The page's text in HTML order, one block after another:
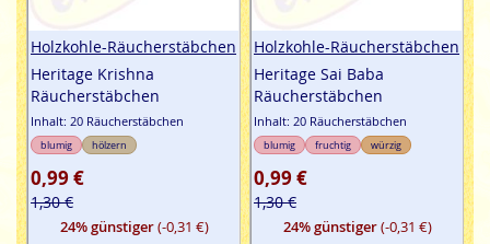
Holzkohle-Räucherstäbchen
Heritage Krishna
Räucherstäbchen
Inhalt: 20 Räucherstäbchen
blumig hölzern
0,99 €
1,30 €
24% günstiger(-0,31 €)
Holzkohle-Räucherstäbchen
Heritage Sai Baba
Räucherstäbchen
Inhalt: 20 Räucherstäbchen
blumig fruchtig würzig
0,99 €
1,30 €
24% günstiger(-0,31 €)